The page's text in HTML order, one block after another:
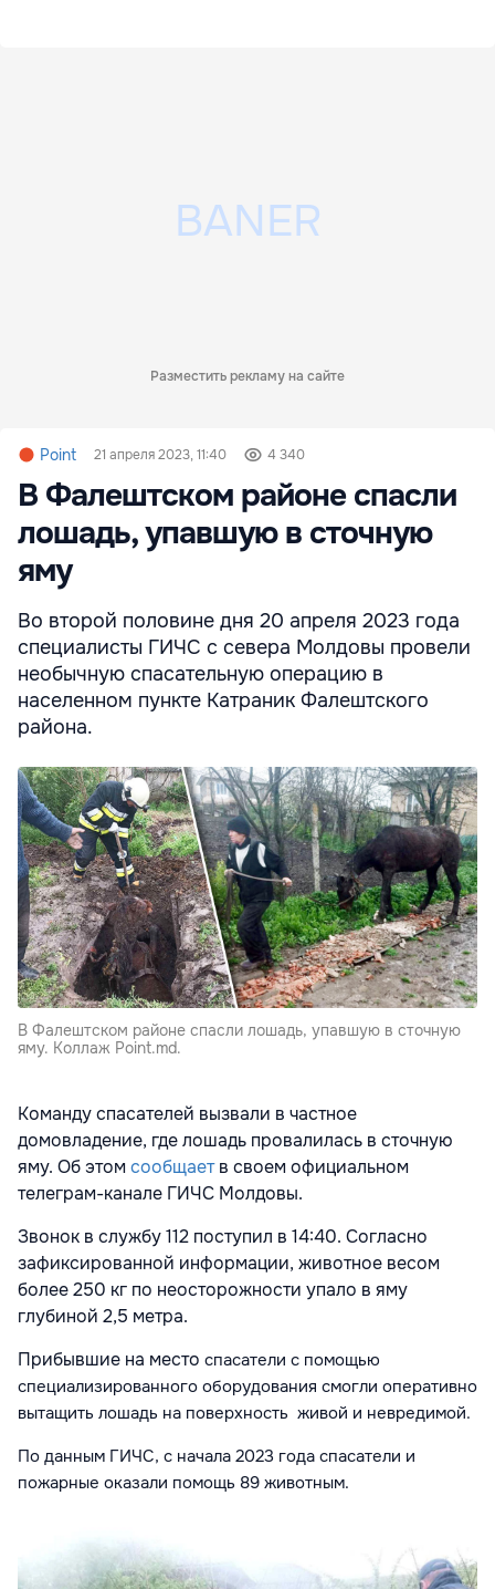
Разместить рекламу на сайте
Point 21 апреля 2023, 11:40 4 340
В Фалештском районе спасли
лошадь, упавшую в сточную
яму
Во второй половине дня 20 апреля 2023 года
специалисты ГИЧС с севера Молдовы провели
необычную спасательную операцию в
населенном пункте Катраник Фалештского
района.
В Фалештском районе спасли лошадь, упавшую в сточную
яму. Коллаж Point.md.
Команду спасателей вызвали в частное
домовладение, где лошадь провалилась в сточную
яму. Об этомсообщает в своем официальном
телеграм-канале ГИЧС Молдовы.
Звонок в службу 112 поступил в 14:40. Согласно
зафиксированной информации, животное весом
более 250 кг по неосторожности упало в яму
глубиной 2,5 метра.
Прибывшие на место спасатели с помощью
специализированного оборудования смогли оперативно
вытащить лошадь на поверхность живой и невредимой.
По данным ГИЧС, с начала 2023 года спасатели и
пожарные оказали помощь 89 животным.